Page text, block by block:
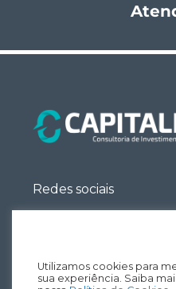
Redes sociais
Utilizamos cookies para
sua experiência. Saiba